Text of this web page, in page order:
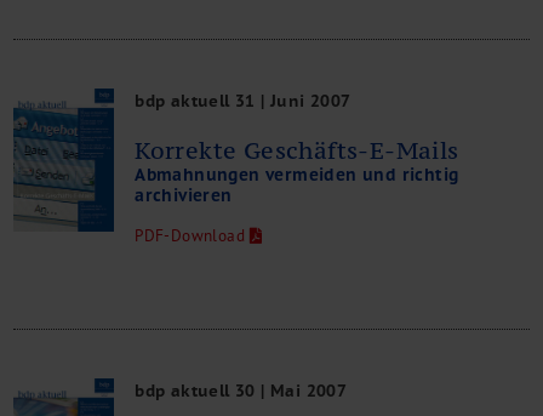
bdp aktuell 31 | Juni 2007
Korrekte Geschäfts-E-Mails
Abmahnungen vermeiden und richtig
archivieren
PDF-Download
bdp aktuell 30 | Mai 2007